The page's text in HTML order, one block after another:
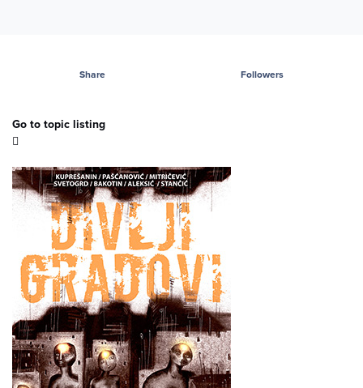
Share Followers
Go to topic listing